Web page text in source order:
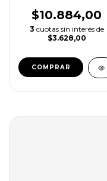
°c A +50 °c
$10.884,00
3 cuotas sin interés de
$3.628,00